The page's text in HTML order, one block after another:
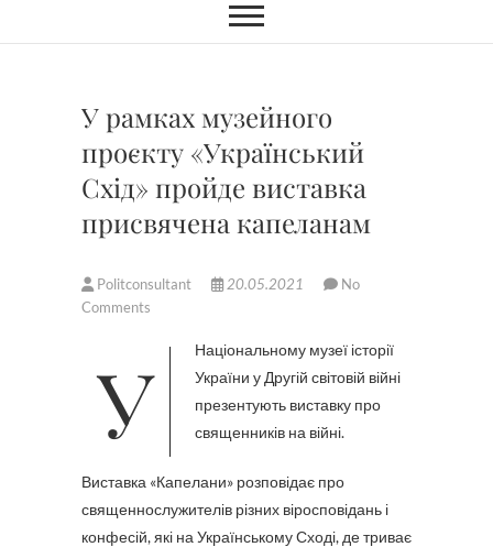
У рамках музейного
проєкту «Український
Схід» пройде виставка
присвячена капеланам
Politconsultant 20.05.2021
No
Comments
У Національному музеї історії
України у Другій світовій війні
презентують виставку про
священників на війні.
Виставка «Капелани» розповідає про
священнослужителів різних віросповідань і
конфесій, які на Українському Сході, де триває